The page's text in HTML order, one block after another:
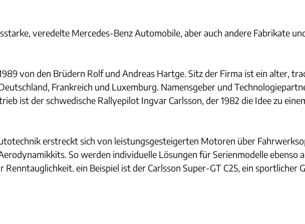
veredelte Mercedes-Benz Automobile, aber auch andere Fabrikate
von den Brüdern Rolf und Andreas Hartge. Sitz der Firma ist ein alter,
Frankreich und Luxemburg. Namensgeber und
ist der schwedische Rallyepilot Ingvar Carlsson, der 1982 die Idee zu
erstreckt sich von leistungsgesteigerten Motoren über
So werden individuelle Lösungen für Serienmodelle ebenso
ein Beispiel ist der Carlsson Super-GT C25, ein sportlicher